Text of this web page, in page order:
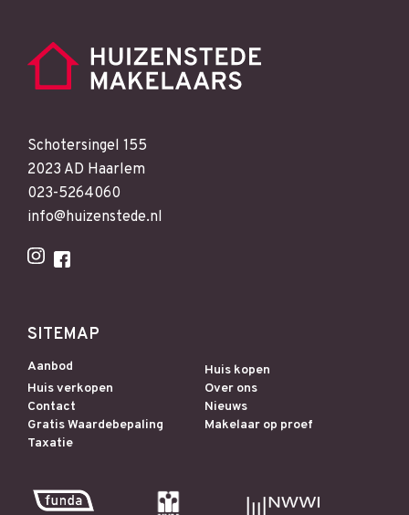
Schotersingel 155
2023 AD Haarlem
023-5264060
info@huizenstede.nl
SITEMAP
Aanbod
Huis kopen
Huis verkopen
Over ons
Contact
Nieuws
Gratis Waardebepaling
Makelaar op proef
Taxatie